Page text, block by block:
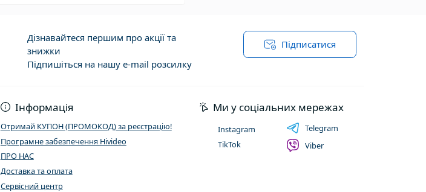
Дізнавайтеся першим про акції та
знижки
Підпишіться на нашу e-mail розсилку
Підписатися
Договір публічної оферти
Інформація
Отримай КУПОН (ПРОМОКОД) за реєстрацію!
Програмне забезпечення Hivideo
ПРО НАС
Доставка та оплата
Сервісний центр
Ми у соціальних мережах
Instagram
TikTok
Telegram
Viber